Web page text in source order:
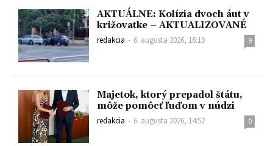
AKTUÁLNE: Kolízia dvoch áut v
križovatke – AKTUALIZOVANÉ
redakcia - 6. augusta 2026, 16:10 9
Majetok, ktorý prepadol štátu,
môže pomôcť ľuďom v núdzi
redakcia - 6. augusta 2026, 14:52 0